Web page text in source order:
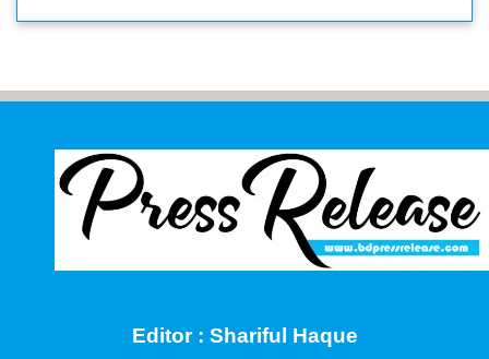
Editor : Shariful Haque